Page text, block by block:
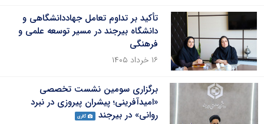
تأکید بر تداوم تعامل جهاددانشگاهی و
دانشگاه بیرجند در مسیر توسعه علمی و
فرهنگی
۱۶ خرداد ۱۴۰۵
برگزاری سومین نشست تخصصی
«امیدآفرینی؛ پیشران پیروزی در نبرد
روانی» در بیرجند
گالری